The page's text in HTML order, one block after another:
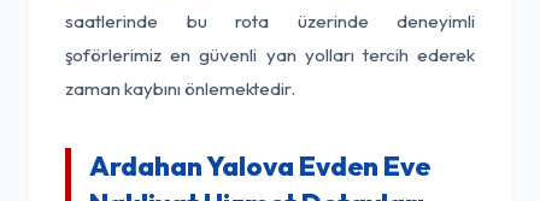
saatlerinde bu rota üzerinde deneyimli
şoförlerimiz en güvenli yan yolları tercih ederek
zaman kaybını önlemektedir.
Ardahan Yalova Evden Eve